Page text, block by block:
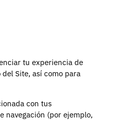
tu experiencia de
Site, así como para
con tus
navegación (por ejemplo,